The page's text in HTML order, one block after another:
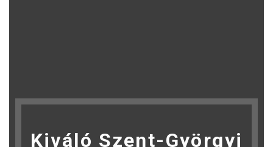
Kiváló Szent-Györgyi